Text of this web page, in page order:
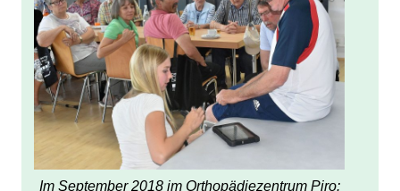
Im September 2018 im Orthopädiezentrum Piro: